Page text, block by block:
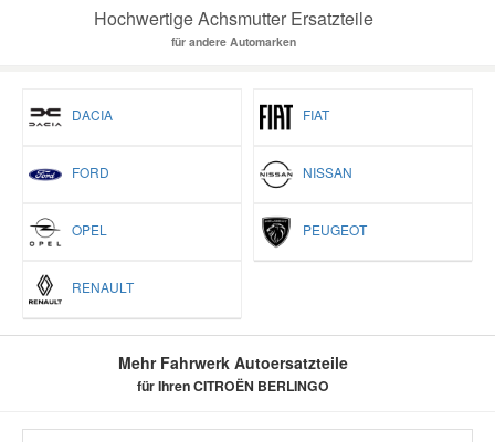
Hochwertige Achsmutter Ersatzteile
für andere Automarken
DACIA FIAT
FORD NISSAN
OPEL PEUGEOT
RENAULT
Mehr Fahrwerk Autoersatzteile
für Ihren CITROËN BERLINGO